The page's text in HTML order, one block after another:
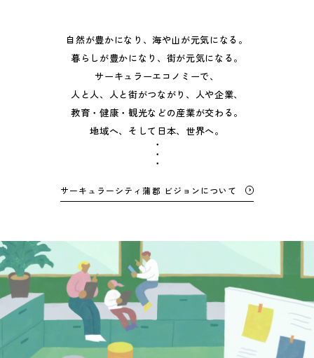
自然が豊かになり、海や山が元気になる。
暮らしが豊かになり、街が元気になる。
サーキュラーエコノミーで、
人と人、人と街がつながり、人や企業、
教育・健康・観光などの産業が交わる。
地域へ、そして日本、世界へ。
・・・
サーキュラーシティ蒲郡 ビジョンについて